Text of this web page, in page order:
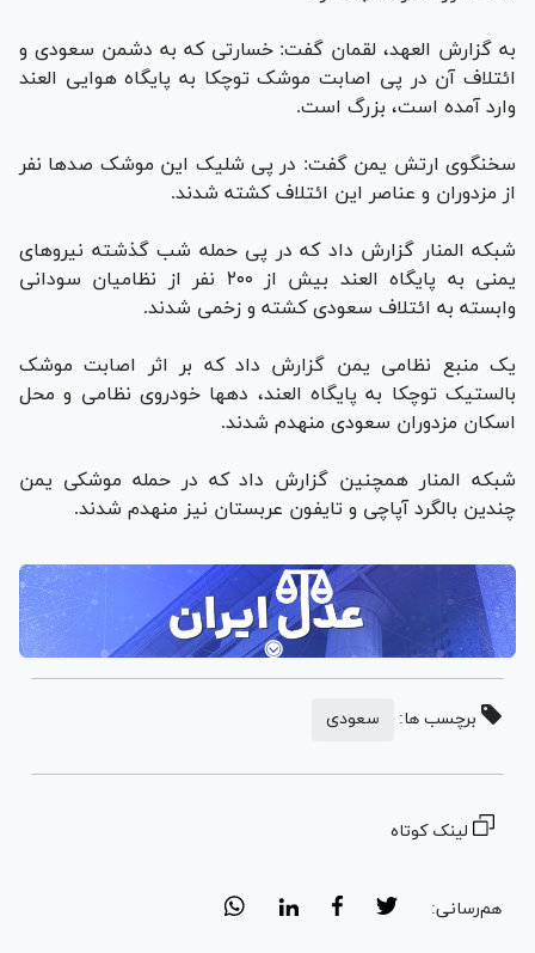
به گزارش العهد، لقمان گفت: خسارتی که به دشمن سعودی و
ائتلاف آن در پی اصابت موشک توچکا به پایگاه هوایی العند
وارد آمده است، بزرگ است.
سخنگوی ارتش یمن گفت: در پی شلیک این موشک صدها نفر
از مزدوران و عناصر این ائتلاف کشته شدند.
شبکه المنار گزارش داد که در پی حمله شب گذشته نیروهای
یمنی به پایگاه العند بیش از ۲۰۰ نفر از نظامیان سودانی
وابسته به ائتلاف سعودی کشته و زخمی شدند.
یک منبع نظامی یمن گزارش داد که بر اثر اصابت موشک
بالستیک توچکا به پایگاه العند، ده‎ها خودروی نظامی و محل
اسکان مزدوران سعودی منهدم شدند.
شبکه المنار همچنین گزارش داد که در حمله موشکی یمن
چندین بالگرد آپاچی و تایفون عربستان نیز منهدم شدند.
برچسب ها: سعودی
لینک کوتاه
هم‌رسانی: